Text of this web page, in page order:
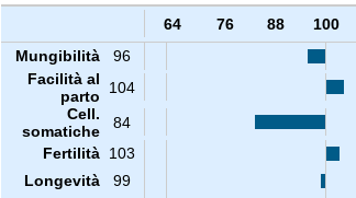
64 76 88 100
Mungibilità
96
Facilità al
parto
104
Cell.
somatiche
84
Fertilità 103
Longevità
99